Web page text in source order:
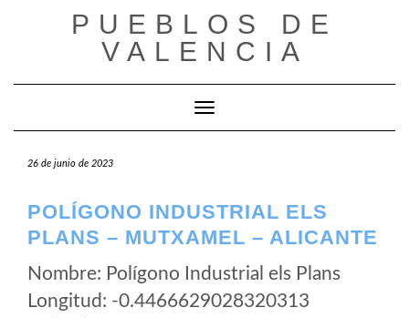
PUEBLOS DE
VALENCIA
Cambiar modo de navegación
26 de junio de 2023
POLÍGONO INDUSTRIAL ELS
PLANS – MUTXAMEL – ALICANTE
Nombre: Polígono Industrial els Plans
Longitud: -0.4466629028320313